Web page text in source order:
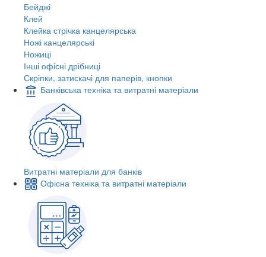
Бейджі
Клей
Клейка стрічка канцелярська
Ножі канцелярські
Ножиці
Інші офісні дрібниці
Скріпки, затискачі для паперів, кнопки
Банківська техніка та витратні матеріали
Витратні матеріали для банків
Офісна техніка та витратні матеріали